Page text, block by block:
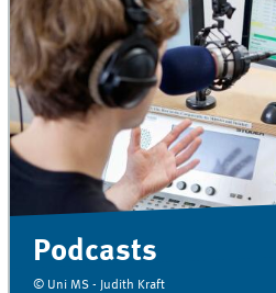
Podcasts
© Uni MS - Judith Kraft